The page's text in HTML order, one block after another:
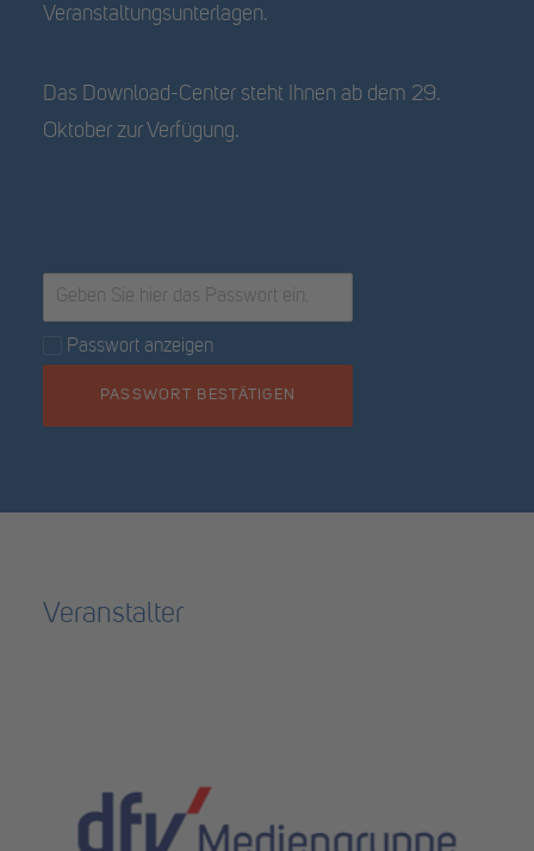
Veranstaltungsunterlagen.
Das Download-Center steht Ihnen ab dem 29.
Oktober zur Verfügung.
Passwort anzeigen
PASSWORT BESTÄTIGEN
Veranstalter